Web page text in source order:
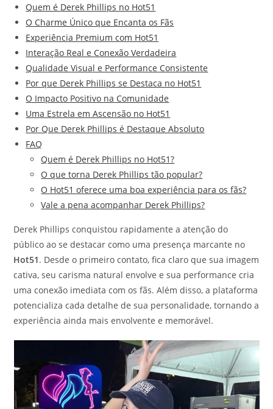
Quem é Derek Phillips no Hot51
O Charme Único que Encanta os Fãs
Experiência Premium com Hot51
Interação Real e Conexão Verdadeira
Qualidade Visual e Performance Consistente
Por que Derek Phillips se Destaca no Hot51
O Impacto Positivo na Comunidade
Uma Estrela em Ascensão no Hot51
Por Que Derek Phillips é Destaque Absoluto
FAQ
Quem é Derek Phillips no Hot51?
O que torna Derek Phillips tão popular?
O Hot51 oferece uma boa experiência para os fãs?
Vale a pena acompanhar Derek Phillips?
Derek Phillips conquistou rapidamente a atenção do
público ao se destacar como uma presença marcante no
Hot51. Desde o primeiro contato, fica claro que sua imagem
cativa, seu carisma natural envolve e sua performance cria
uma conexão imediata com os fãs. Além disso, a plataforma
potencializa cada detalhe de sua personalidade, tornando a
experiência ainda mais envolvente e memorável.